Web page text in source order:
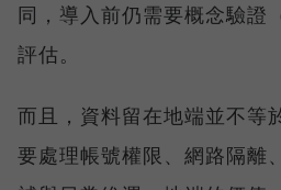
同，導入前仍需要概念驗證
評估。
而且，資料留在地端並不等
要處理帳號權限、網路隔離